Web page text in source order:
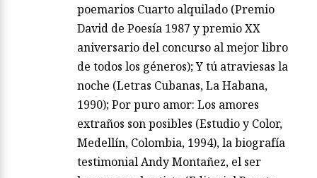
poemarios Cuarto alquilado (Premio
David de Poesía 1987 y premio XX
aniversario del concurso al mejor libro
de todos los géneros); Y tú atraviesas la
noche (Letras Cubanas, La Habana,
1990); Por puro amor: Los amores
extraños son posibles (Estudio y Color,
Medellín, Colombia, 1994), la biografía
testimonial Andy Montañez, el ser